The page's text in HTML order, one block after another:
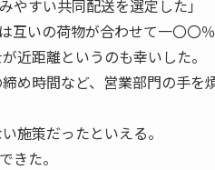
やすい共同配送を選定した」
互いの荷物が合わせて一〇〇
近距離というのも幸いした。
め時間など、営業部門の手
施策だったといえる。
きた。